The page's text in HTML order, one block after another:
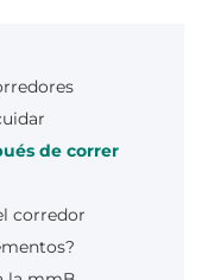
de correr
corredor